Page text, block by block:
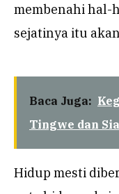
membenahi hal-
sejatinya itu
Baca Juga:
Tingwe dan
Hidup mesti